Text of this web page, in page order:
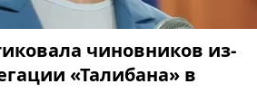
чиновников из-
«Талибана» в